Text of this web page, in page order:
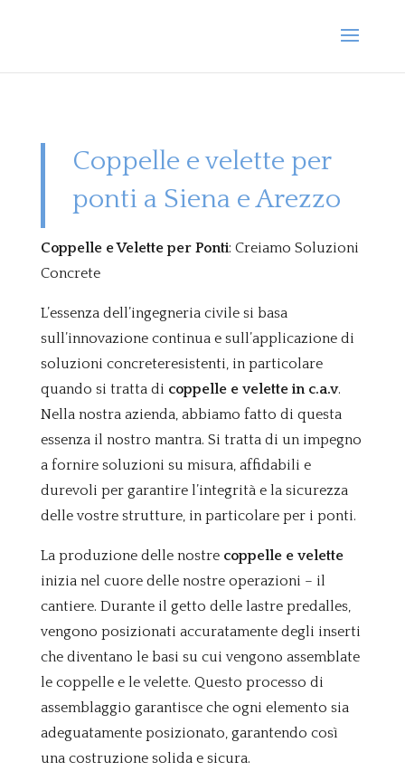
Coppelle e velette per
ponti a Siena e Arezzo
Coppelle e Velette per Ponti: Creiamo Soluzioni
Concrete
L’essenza dell’ingegneria civile si basa
sull’innovazione continua e sull’applicazione di
soluzioni concreteresistenti, in particolare
quando si tratta di coppelle e velette in c.a.v.
Nella nostra azienda, abbiamo fatto di questa
essenza il nostro mantra. Si tratta di un impegno
a fornire soluzioni su misura, affidabili e
durevoli per garantire l’integrità e la sicurezza
delle vostre strutture, in particolare per i ponti.
La produzione delle nostre coppelle e velette
inizia nel cuore delle nostre operazioni – il
cantiere. Durante il getto delle lastre predalles,
vengono posizionati accuratamente degli inserti
che diventano le basi su cui vengono assemblate
le coppelle e le velette. Questo processo di
assemblaggio garantisce che ogni elemento sia
adeguatamente posizionato, garantendo così
una costruzione solida e sicura.